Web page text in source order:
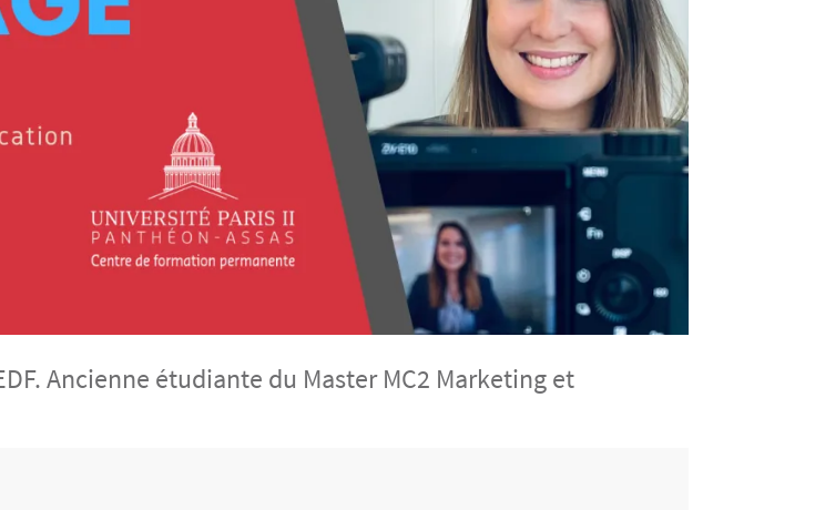
Ancienne étudiante du Master MC2 Marketing et